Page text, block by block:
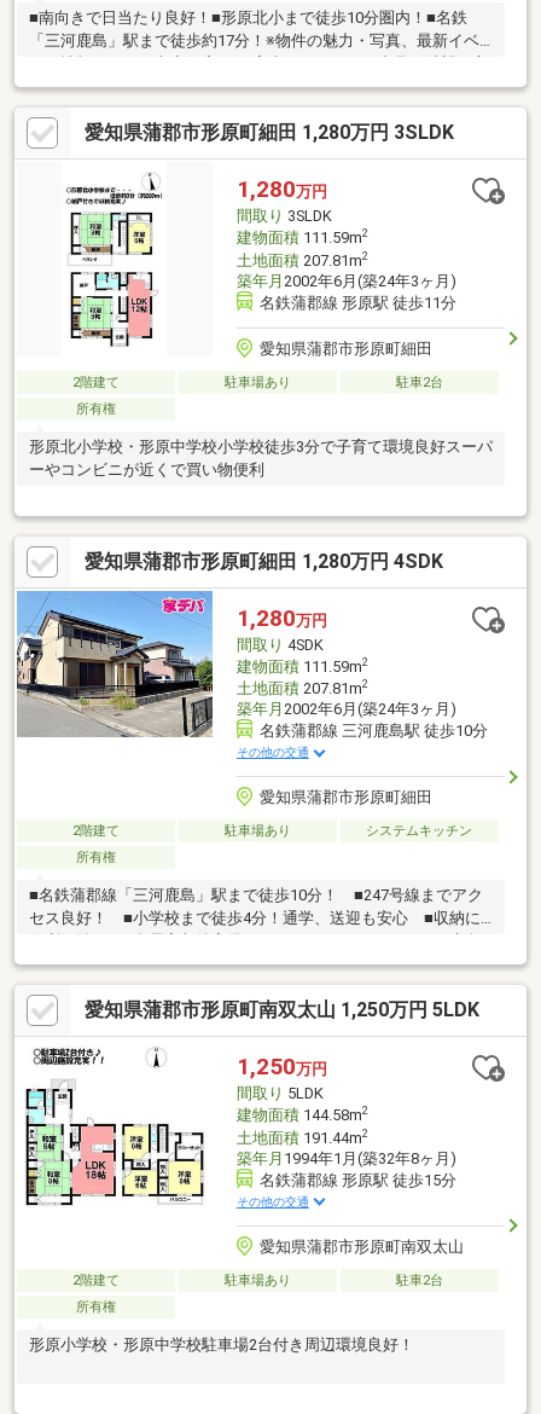
■南向きで日当たり良好！■形原北小まで徒歩10分圏内！■名鉄
「三河鹿島」駅まで徒歩約17分！※物件の魅力・写真、最新イベ
は是非一度お問合せください！＼ お問合せは「0120-07-1645」／
愛知県蒲郡市形原町細田 1,280万円 3SLDK
1,280万円
間取り 3SLDK
建物面積111.59m2
土地面積207.81m2
築年月 2002年6月(築24年3ヶ月)
名鉄蒲郡線 形原駅 徒歩11分
愛知県蒲郡市形原町細田
2階建て 駐車場あり
駐車2台
所有権
形原北小学校・形原中学校小学校徒歩3分で子育て環境良好スーパ
ーやコンビニが近くで買い物便利
愛知県蒲郡市形原町細田 1,280万円 4SDK
1,280万円
間取り 4SDK
建物面積111.59m2
土地面積207.81m2
築年月 2002年6月(築24年3ヶ月)
名鉄蒲郡線 三河鹿島駅 徒歩10分
その他の交通
愛知県蒲郡市形原町細田
2階建て 駐車場あり
システムキッチン
所有権
■名鉄蒲郡線「三河鹿島」駅まで徒歩10分！ ■247号線までアク
セス良好！ ■小学校まで徒歩4分！通学、送迎も安心 ■収納に
きで日当り良好
愛知県蒲郡市形原町南双太山 1,250万円 5LDK
1,250万円
間取り 5LDK
建物面積144.58m2
土地面積191.44m2
築年月 1994年1月(築32年8ヶ月)
名鉄蒲郡線 形原駅 徒歩15分
その他の交通
愛知県蒲郡市形原町南双太山
2階建て 駐車場あり
駐車2台
所有権
形原小学校・形原中学校駐車場2台付き周辺環境良好！